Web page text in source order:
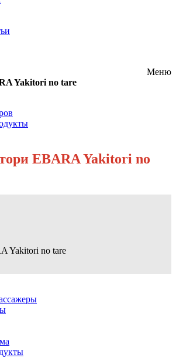
Меню
Yakitori no tare
EBARA Yakitori no
Yakitori no tare